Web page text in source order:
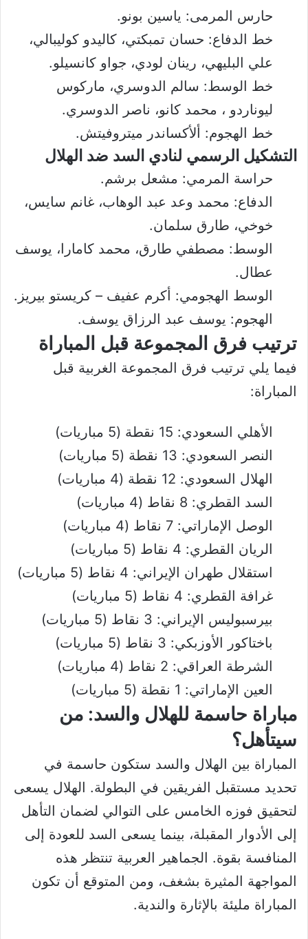
حارس المرمى: ياسين بونو.
خط الدفاع: حسان تمبكتي، كاليدو كوليبالي،
علي البليهي، رينان لودي، جواو كانسيلو.
خط الوسط: سالم الدوسري، ماركوس
ليوناردو ، محمد كانو، ناصر الدوسري.
خط الهجوم: ألأكساندر ميتروفيتش.
التشكيل الرسمي لنادي السد ضد الهلال
حراسة المرمي: مشعل برشم.
الدفاع: محمد وعد عبد الوهاب، غانم سايس،
خوخي، طارق سلمان.
الوسط: مصطفي طارق، محمد كامارا، يوسف
عطال.
الوسط الهجومي: أكرم عفيف – كريستو بيريز.
الهجوم: يوسف عبد الرزاق يوسف.
ترتيب فرق المجموعة قبل المباراة
فيما يلي ترتيب فرق المجموعة الغربية قبل
المباراة:
الأهلي السعودي: 15 نقطة (5 مباريات)
النصر السعودي: 13 نقطة (5 مباريات)
الهلال السعودي: 12 نقطة (4 مباريات)
السد القطري: 8 نقاط (4 مباريات)
الوصل الإماراتي: 7 نقاط (4 مباريات)
الريان القطري: 4 نقاط (5 مباريات)
استقلال طهران الإيراني: 4 نقاط (5 مباريات)
غرافة القطري: 4 نقاط (5 مباريات)
بيرسبوليس الإيراني: 3 نقاط (5 مباريات)
باختاكور الأوزبكي: 3 نقاط (5 مباريات)
الشرطة العراقي: 2 نقاط (4 مباريات)
العين الإماراتي: 1 نقطة (5 مباريات)
مباراة حاسمة للهلال والسد: من
سيتأهل؟
المباراة بين الهلال والسد ستكون حاسمة في
تحديد مستقبل الفريقين في البطولة. الهلال يسعى
لتحقيق فوزه الخامس على التوالي لضمان التأهل
إلى الأدوار المقبلة، بينما يسعى السد للعودة إلى
المنافسة بقوة. الجماهير العربية تنتظر هذه
المواجهة المثيرة بشغف، ومن المتوقع أن تكون
المباراة مليئة بالإثارة والندية.